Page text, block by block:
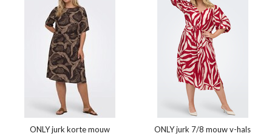
ONLY jurk korte mouw
ONLY jurk 7/8 mouw v-hals